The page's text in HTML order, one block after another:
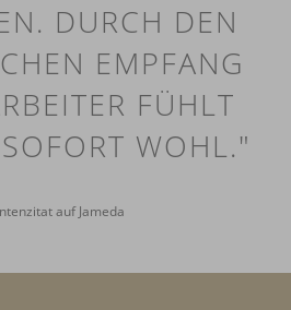
DURCH DEN F
EMPFANG D
FÜHLT M
WOHL."
auf Jameda